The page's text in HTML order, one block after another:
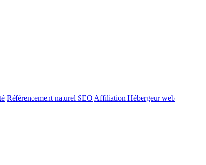
Référencement naturel SEO Affiliation Hébergeur web